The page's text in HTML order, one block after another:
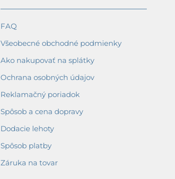
FAQ
Všeobecné obchodné podmienky
Ako nakupovať na splátky
Ochrana osobných údajov
Reklamačný poriadok
Spôsob a cena dopravy
Dodacie lehoty
Spôsob platby
Záruka na tovar